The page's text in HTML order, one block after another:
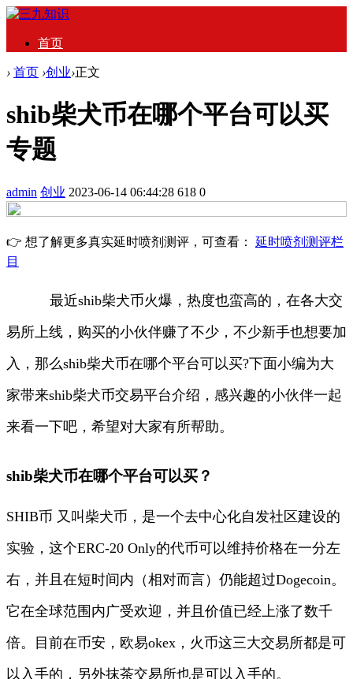
首页
› 首页 ›创业›正文
shib柴犬币在哪个平台可以买
专题
admin 创业 2023-06-14 06:44:28 618 0
👉 想了解更多真实延时喷剂测评，可查看： 延时喷剂测评栏
目
最近shib柴犬币火爆，热度也蛮高的，在各大交
易所上线，购买的小伙伴赚了不少，不少新手也想要加
入，那么shib柴犬币在哪个平台可以买?下面小编为大
家带来shib柴犬币交易平台介绍，感兴趣的小伙伴一起
来看一下吧，希望对大家有所帮助。
shib柴犬币在哪个平台可以买？
SHIB币 又叫柴犬币，是一个去中心化自发社区建设的
实验，这个ERC-20 Only的代币可以维持价格在一分左
右，并且在短时间内（相对而言）仍能超过Dogecoin。
它在全球范围内广受欢迎，并且价值已经上涨了数千
倍。目前在币安，欧易okex，火币这三大交易所都是可
以入手的，另外抹茶交易所也是可以入手的。